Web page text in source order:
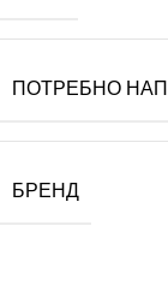
ПОТРЕБНО
БРЕНД